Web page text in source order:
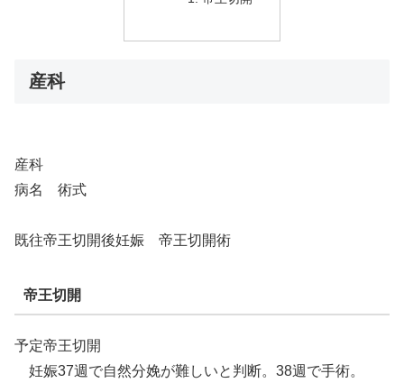
産科
産科
病名 術式
既往帝王切開後妊娠 帝王切開術
帝王切開
予定帝王切開
妊娠37週で自然分娩が難しいと判断。38週で手術。